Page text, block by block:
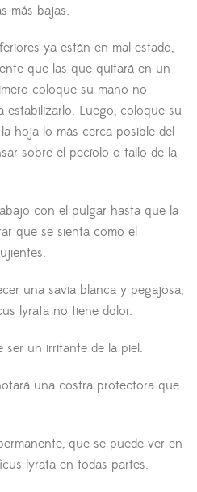
más bajas.
ya están en mal estado,
que las que quitará en un
coloque su mano no
Luego, coloque su
hoja lo más cerca posible del
sobre el pecíolo o tallo de la
con el pulgar hasta que la
que se sienta como el
una savia blanca y pegajosa,
lyrata no tiene dolor.
ser un irritante de la piel.
una costra protectora que
que se puede ver en
lyrata en todas partes.